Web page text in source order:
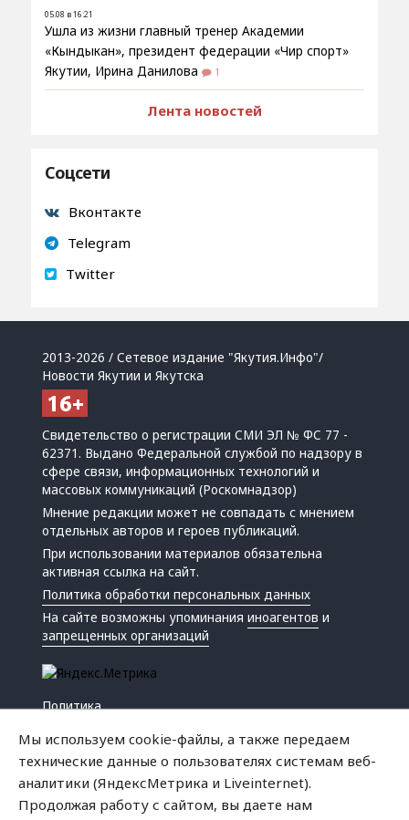
05.08 в 16:21
Ушла из жизни главный тренер Академии
«Кындыкан», президент федерации «Чир спорт»
Якутии, Ирина Данилова
1
Лента новостей
Соцсети
Вконтакте
Telegram
Twitter
2013-2026 / Сетевое издание "Якутия.Инфо"/
Новости Якутии и Якутска
Свидетельство о регистрации СМИ ЭЛ № ФС 77 -
62371. Выдано Федеральной службой по надзору в
сфере связи, информационных технологий и
массовых коммуникаций (Роскомнадзор)
Мнение редакции может не совпадать с мнением
отдельных авторов и героев публикаций.
При использовании материалов обязательна
активная ссылка на сайт.
Политика обработки персональных данных
На сайте возможны упоминанияиноагентов и
запрещенных организаций
Политика
Мы используем cookie-файлы, а также передаем
технические данные о пользователях системам веб-
аналитики (ЯндексМетрика и Liveinternet).
Продолжая работу с сайтом, вы даете нам